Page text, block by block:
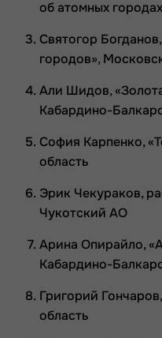
об атомных
Святогор
городов»,
Али Шидов,
Кабардино-
София Карпенко,
область
Эрик Чекураков,
Чукотский АО
Арина Опирайло,
Кабардино-
Григорий
область